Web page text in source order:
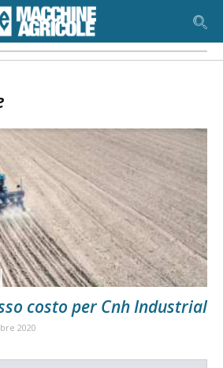
costo per Cnh Industrial
2020